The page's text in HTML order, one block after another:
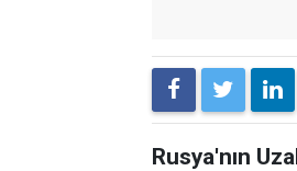
Rusya'nın